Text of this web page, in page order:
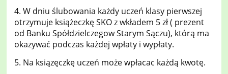
4. W dniu ślubowania każdy uczeń klasy pierwszej
otrzymuje książeczkę SKO z wkładem 5 zł ( prezent
od Banku Spółdzielczegow Starym Sączu), którą ma
okazywać podczas każdej wpłaty i wypłaty.
5. Na ksiązęczkę uczeń może wpłacac każdą kwotę.